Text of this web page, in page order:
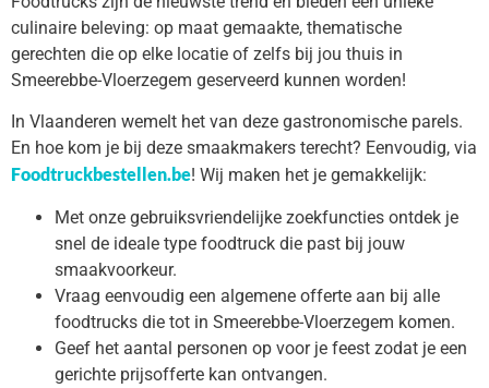
culinaire beleving: op maat gemaakte, thematische
gerechten die op elke locatie of zelfs bij jou thuis in
Smeerebbe-Vloerzegem geserveerd kunnen worden!
In Vlaanderen wemelt het van deze gastronomische parels.
En hoe kom je bij deze smaakmakers terecht? Eenvoudig, via
Foodtruckbestellen.be! Wij maken het je gemakkelijk:
Met onze gebruiksvriendelijke zoekfuncties ontdek je
snel de ideale type foodtruck die past bij jouw
smaakvoorkeur.
Vraag eenvoudig een algemene offerte aan bij alle
foodtrucks die tot in Smeerebbe-Vloerzegem komen.
Geef het aantal personen op voor je feest zodat je een
gerichte prijsofferte kan ontvangen.